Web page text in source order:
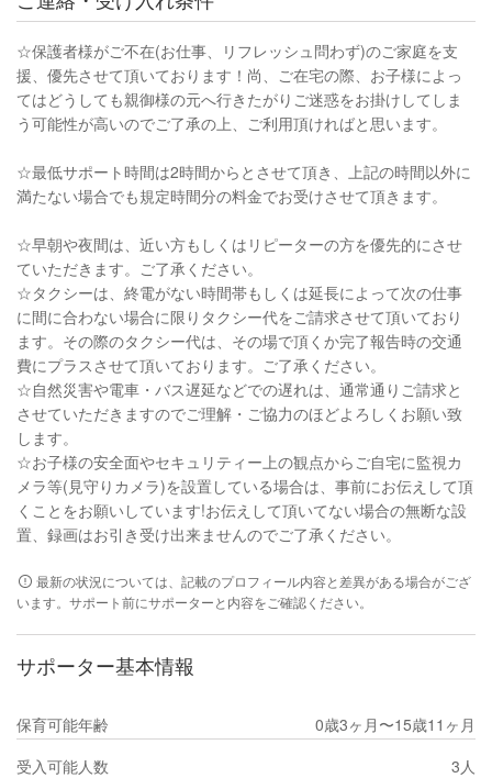
☆保護者様がご不在(お仕事、リフレッシュ問わず)のご家庭を支
援、優先させて頂いております！尚、ご在宅の際、お子様によっ
てはどうしても親御様の元へ行きたがりご迷惑をお掛けしてしま
う可能性が高いのでご了承の上、ご利用頂ければと思います。
☆最低サポート時間は2時間からとさせて頂き、上記の時間以外に
満たない場合でも規定時間分の料金でお受けさせて頂きます。
☆早朝や夜間は、近い方もしくはリピーターの方を優先的にさせ
ていただきます。ご了承ください。
☆タクシーは、終電がない時間帯もしくは延長によって次の仕事
に間に合わない場合に限りタクシー代をご請求させて頂いており
ます。その際のタクシー代は、その場で頂くか完了報告時の交通
費にプラスさせて頂いております。ご了承ください。
☆自然災害や電車・バス遅延などでの遅れは、通常通りご請求と
させていただきますのでご理解・ご協力のほどよろしくお願い致
します。
☆お子様の安全面やセキュリティー上の観点からご自宅に監視カ
メラ等(見守りカメラ)を設置している場合は、事前にお伝えして頂
くことをお願いしています!お伝えして頂いてない場合の無断な設
置、録画はお引き受け出来ませんのでご了承ください。
最新の状況については、記載のプロフィール内容と差異がある場合がござ
います。サポート前にサポーターと内容をご確認ください。
サポーター基本情報
保育可能年齢
0歳3ヶ月〜15歳11ヶ月
受入可能人数
3人